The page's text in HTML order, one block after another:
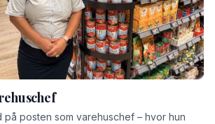
på posten som varehuschef – hvor hun